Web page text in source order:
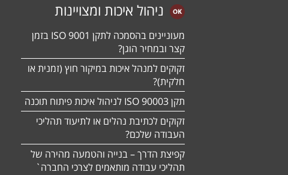
ניהול איכות ומצויינות
מעוניינים בהסמכה לתקן ISO 9001 בזמן
קצר ובמחיר הוגן?
זקוקים למנהל איכות במיקור חוץ (זמנית או
חלקית)?
תקן ISO 90003 לניהול איכות פיתוח תוכנה
זקוקים לכתיבת נהלים או לתיעוד תהליכי
העבודה שלכם?
קפיצת הדרך – בנייה והטמעה מהירה של
תהליכי עבודה מותאמים לצרכי החברה`